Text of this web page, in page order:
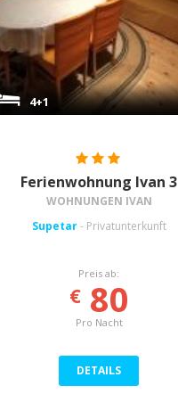
4+1
Ferienwohnung Ivan 3
WOHNUNGEN IVAN
Supetar - Privatunterkunft
Preis ab:
€80
Pro Nacht
DETAILS